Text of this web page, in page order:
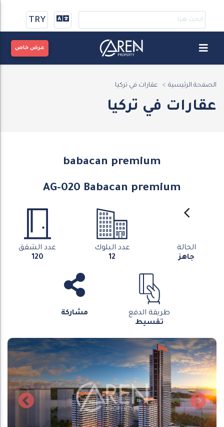
TRY
عرض خاص
الصفحة الرئيسية عقارات في تركيا
عقارات في تركيا
babacan premium
AG-020 Babacan premium
الحالة
جاهز
عدد البلوك
12
عدد الشقق
120
طريقة الدفع
تقسيط
مشاركة